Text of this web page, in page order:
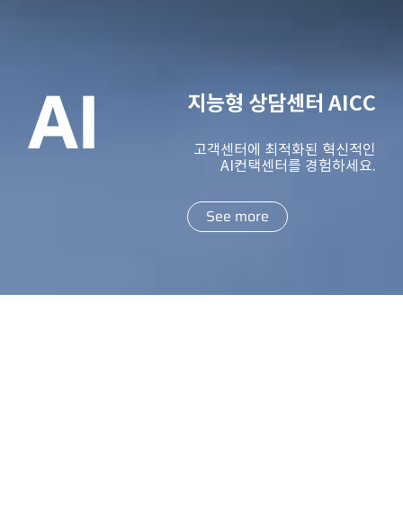
AI 지능형 상담센터 AICC
고객센터에 최적화된 혁신적인
AI컨택센터를 경험하세요.
See more